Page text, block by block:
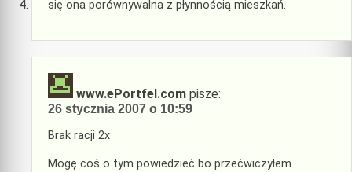
się ona porównywalna z płynnością mieszkań.
www.ePortfel.com pisze:
26 stycznia 2007 o 10:59
Brak racji 2x
Mogę coś o tym powiedzieć bo przećwiczyłem